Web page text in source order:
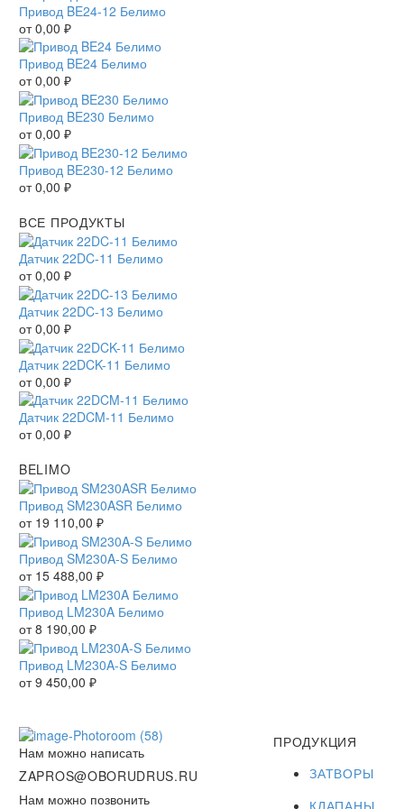
Привод BE24-12 Белимо
от0,00 ₽
Привод BE24 Белимо
от0,00 ₽
Привод BE230 Белимо
от0,00 ₽
Привод BE230-12 Белимо
от0,00 ₽
ВСЕ ПРОДУКТЫ
Датчик 22DC-11 Белимо
от0,00 ₽
Датчик 22DC-13 Белимо
от0,00 ₽
Датчик 22DCK-11 Белимо
от0,00 ₽
Датчик 22DCM-11 Белимо
от0,00 ₽
BELIMO
Привод SM230ASR Белимо
от 19 110,00 ₽
Привод SM230A-S Белимо
от 15 488,00 ₽
Привод LM230A Белимо
от8 190,00 ₽
Привод LM230A-S Белимо
от9 450,00 ₽
Нам можно написать
ZAPROS@OBORUDRUS.RU
Нам можно позвонить
ПРОДУКЦИЯ
ЗАТВОРЫ
КЛАПАНЫ